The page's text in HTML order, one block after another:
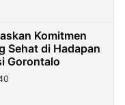
Komitmen
Sehat di Hadapan
Gorontalo